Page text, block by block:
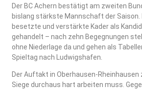
Der BC Achern bestätigt am zweiten
bislang stärkste Mannschaft der
besetzte und verstärkte Kader als
gehandelt – nach zehn Begegnungen
ohne Niederlage da und gehen als
Spieltag nach Ludwigshafen.
Der Auftakt in Oberhausen-
Siege durchaus hart arbeiten muss.